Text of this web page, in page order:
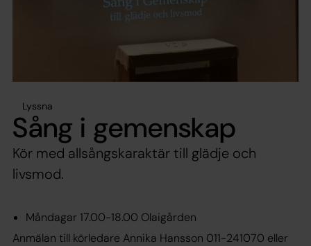
Lyssna
Sång i gemenskap
Kör med allsångskaraktär till glädje och
livsmod.
Måndagar 17.00-18.00 Olaigården
Anmälan till körledare Annika Hansson 011-241070 eller